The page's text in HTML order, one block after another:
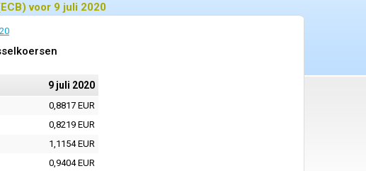
voor 9 juli 2020
9 juli 2020
0,8817 EUR
0,8219 EUR
1,1154 EUR
0,9404 EUR